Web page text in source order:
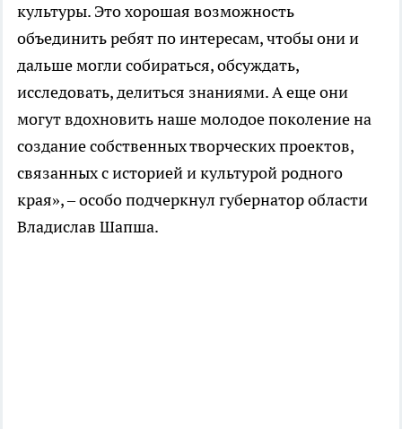
культуры. Это хорошая возможность
объединить ребят по интересам, чтобы они и
дальше могли собираться, обсуждать,
исследовать, делиться знаниями. А еще они
могут вдохновить наше молодое поколение на
создание собственных творческих проектов,
связанных с историей и культурой родного
края», – особо подчеркнул губернатор области
Владислав Шапша.